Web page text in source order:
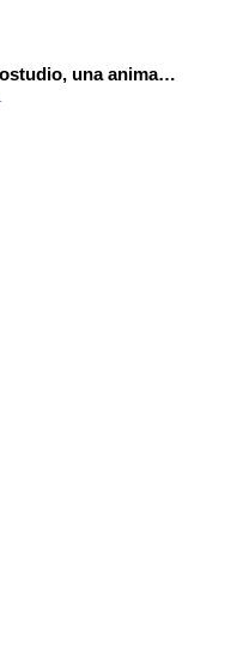
Programa con Octostudio, una animación utilizando la cámara para una foto y audio y texto para comunicar.